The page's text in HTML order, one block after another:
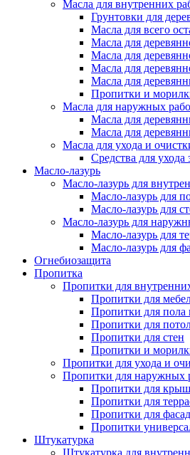
Масла для внутренних
Грунтовки для
Масла для всего
Масла для
Масла для
Масла для
Масла для
Пропитки и
Масла для наружных
Масла для
Масла для
Масла для ухода и
Средства для ухода
Масло-лазурь
Масло-лазурь для
Масло-лазурь для
Масло-лазурь для
Масло-лазурь для
Масло-лазурь для
Масло-лазурь для
Огнебиозащита
Пропитка
Пропитки для
Пропитки для
Пропитки для пола
Пропитки для
Пропитки для стен
Пропитки и
Пропитки для ухода и
Пропитки для наружных
Пропитки для
Пропитки для
Пропитки для
Пропитки
Штукатурка
Штукатурка для